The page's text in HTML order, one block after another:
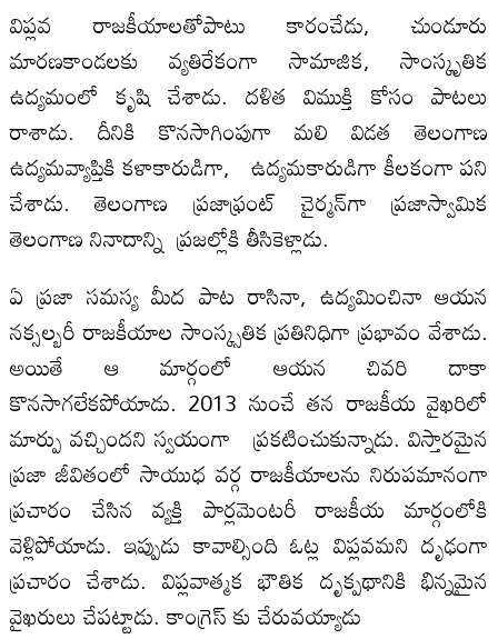
విప్లవ రాజకీయాలతోపాటు కారంచేడు, చుండూరు
మారణకాండలకు వ్యతిరేకంగా సామాజిక, సాంస్కృతిక
ఉద్యమంలో కృషి చేశాడు. దళిత విముక్తి కోసం పాటలు
రాశాడు. దీనికి కొనసాగింపుగా మలి విడత తెలంగాణ
ఉద్యమవ్యాప్తికి కళాకారుడిగా, ఉద్యమకారుడిగా కీలకంగా పని
చేశాడు. తెలంగాణ ప్రజాఫ్రంట్‍ చైర్మన్‍గా ప్రజాస్వామిక
తెలంగాణ నినాదాన్ని ప్రజల్లోకి తీసికెళ్లాడు.
ఏ ప్రజా సమస్య మీద పాట రాసినా, ఉద్యమించినా ఆయన
నక్సల్బరీ రాజకీయాల సాంస్క్సతిక ప్రతినిధిగా ప్రభావం వేశాడు.
అయితే ఆ మార్గంలో ఆయన చివరి దాకా
కొనసాగలేకపోయాడు. 2013 నుంచే తన రాజకీయ వైఖరిలో
మార్పు వచ్చిందని స్వయంగా ప్రకటించుకున్నాడు. విస్తారమైన
ప్రజా జీవితంలో సాయుధ వర్గ రాజకీయాలను నిరుపమానంగా
ప్రచారం చేసిన వ్యక్తి పార్లమెంటరీ రాజకీయ మార్గంలోకి
వెళ్లిపోయాడు. ఇప్పుడు కావాల్సింది ఓట్ల విప్లవమని దృఢంగా
ప్రచారం చేశాడు. విప్లవాత్మక భౌతిక దృక్పథానికి భిన్నమైన
వైఖరులు చేపట్టాడు. కాంగ్రెస్ కు చేరువయ్యాడు